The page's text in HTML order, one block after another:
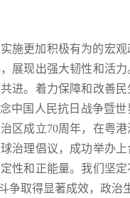
施更加积极有为的宏
展现出强大韧性和活
进。着力保障和改善
中国人民抗日战争暨
区成立70周年，在粤
治理倡议，成功举办
性和正能量。我们坚
取得显著成效，政治